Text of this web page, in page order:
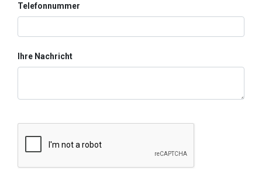
Telefonnummer
Ihre Nachricht